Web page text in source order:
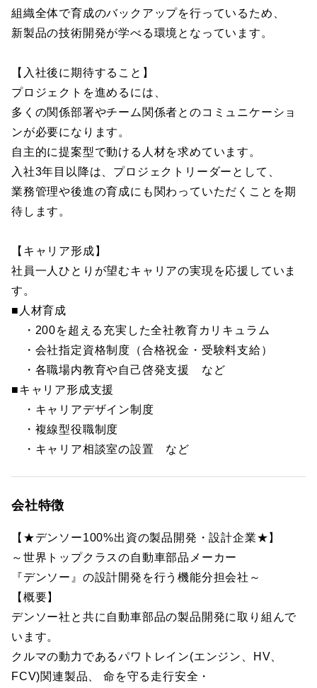
組織全体で育成のバックアップを行っているため、
新製品の技術開発が学べる環境となっています。
【入社後に期待すること】
プロジェクトを進めるには、
多くの関係部署やチーム関係者とのコミュニケーショ
ンが必要になります。
自主的に提案型で動ける人材を求めています。
入社3年目以降は、プロジェクトリーダーとして、
業務管理や後進の育成にも関わっていただくことを期
待します。
【キャリア形成】
社員一人ひとりが望むキャリアの実現を応援していま
す。
■人材育成
・200を超える充実した全社教育カリキュラム
・会社指定資格制度（合格祝金・受験料支給）
・各職場内教育や自己啓発支援 など
■キャリア形成支援
・キャリアデザイン制度
・複線型役職制度
・キャリア相談室の設置 など
会社特徴
【★デンソー100%出資の製品開発・設計企業★】
～世界トップクラスの自動車部品メーカー
『デンソー』の設計開発を行う機能分担会社～
【概要】
デンソー社と共に自動車部品の製品開発に取り組んで
います。
クルマの動力であるパワトレイン(エンジン、HV、
FCV)関連製品、 命を守る走行安全・